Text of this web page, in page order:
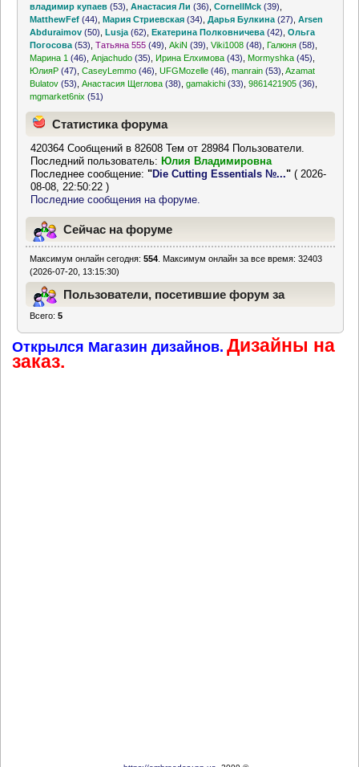
владимир купаев (53) ,Анастасия Ли (36) ,CornellMck (39)
MatthewFef (44) ,Мария Стриевская (34) ,Дарья Булкина (27) ,Arsen
Abduraimov (50) ,Lusja (62) ,Екатерина Полковничева (42) ,Ольга
Погосова (53) ,Татьяна 555 (49) ,AkiN (39) ,Viki1008 (48) Галюня (58)
Марина 1 (46) ,Anjachudo (35) Ирина Елхимова (43) Mormyshka (45)
ЮлияР (47) ,CaseyLemmo (46) ,UFGMozelle (46) ,manrain (53) ,Azamat
Bulatov (53) ,Анастасия Щеглова (38) ,gamakichi (33) ,9861421905 (36)
mgmarket6nix (51)
Статистика форума
420364 Сообщений в 82608 Тем от 28984 Пользователи.
Последний пользователь: Юлия Владимировна
Последнее сообщение:"Die Cutting Essentials №..." ( 2026-
08-08, 22:50:22 )
Последние сообщения на форуме.
Сейчас на форуме
Максимум онлайн сегодня:554 . Максимум онлайн за все время: 32403
(2026-07-20, 13:15:30)
Пользователи, посетившие форум за
Всего:5
Открылся Магазин дизайнов. Дизайны на
заказ.